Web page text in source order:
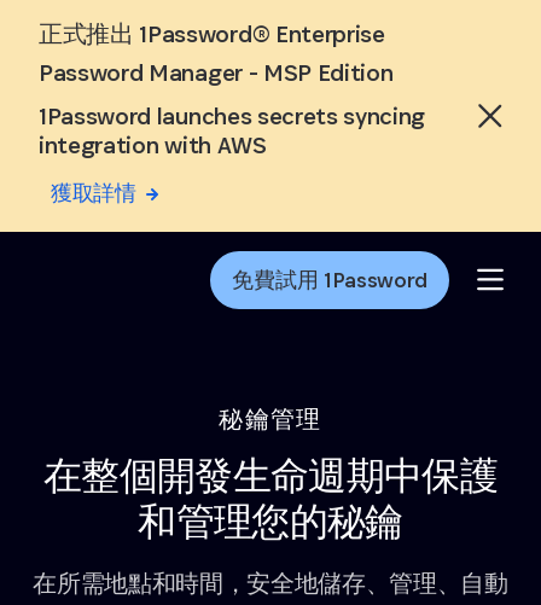
正式推出 1Password® Enterprise
Password Manager - MSP Edition
1Password launches secrets syncing
integration with AWS
獲取詳情
免費試用 1Password
秘鑰管理
在整個開發生命週期中保護
和管理您的秘鑰
在所需地點和時間，安全地儲存、管理、自動